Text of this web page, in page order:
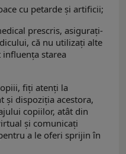
cu petarde și artificii;
prescris, asigurați-
că nu utilizați alte
influența starea
fiți atenți la
și dispoziția acestora,
copiilor, atât din
și comunicați
a le oferi sprijin în